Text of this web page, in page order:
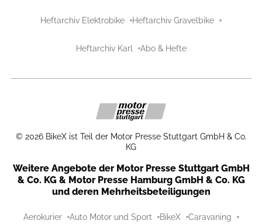
Heftarchiv Elektrobike Heftarchiv Gravelbike
Heftarchiv Karl Abo & Hefte
© 2026 BikeX ist Teil der Motor Presse Stuttgart GmbH & Co.
KG
Weitere Angebote der Motor Presse Stuttgart GmbH
& Co. KG & Motor Presse Hamburg GmbH & Co. KG
und deren Mehrheitsbeteiligungen
Aerokurier Auto Motor und Sport BikeX Caravaning